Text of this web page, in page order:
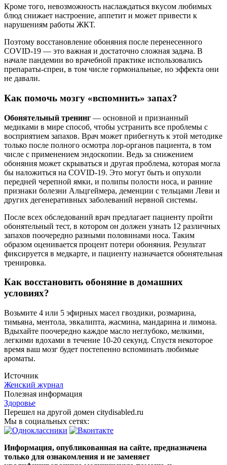
Кроме того, невозможность наслаждаться вкусом любимых
блюд снижает настроение, аппетит и может привести к
нарушениям работы ЖКТ.
Поэтому восстановление обоняния после перенесенного
COVID-19 — это важная и достаточно сложная задача. В
начале пандемии во врачебной практике использовались
препараты-спреи, в том числе гормональные, но эффекта они
не давали.
Как помочь мозгу «вспомнить» запах?
Обонятельный тренинг — основной и признанный
медиками в мире способ, чтобы устранить все проблемы с
восприятием запахов. Врач может прибегнуть к этой методике
только после полного осмотра лор-органов пациента, в том
числе с применением эндоскопии. Ведь за снижением
обоняния может скрываться и другая проблема, которая могла
бы наложиться на COVID-19. Это могут быть и опухоли
передней черепной ямки, и полипы полости носа, и ранние
признаки болезни Альцгеймера, деменции с тельцами Леви и
других дегенеративных заболеваний нервной системы.
После всех обследований врач предлагает пациенту пройти
обонятельный тест, в котором он должен узнать 12 различных
запахов поочередно разными половинами носа. Таким
образом оценивается процент потери обоняния. Результат
фиксируется в медкарте, и пациенту назначается обонятельная
тренировка.
Как восстановить обоняние в домашних
условиях?
Возьмите 4 или 5 эфирных масел гвоздики, розмарина,
тимьяна, ментола, эвкалипта, жасмина, мандарина и лимона.
Вдыхайте поочередно каждое масло неглубоко, мелкими,
легкими вдохами в течение 10-20 секунд. Спустя некоторое
время ваш мозг будет постепенно вспоминать любимые
ароматы.
Источник
Женский журнал
Полезная информация
Здоровье
Перешел на другой домен citydisabled.ru
Мы в социальных сетях:
Информация, опубликованная на сайте, предназначена
только для ознакомления и не заменяет